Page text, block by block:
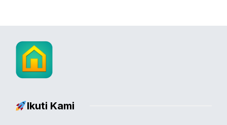
Ikuti Kami